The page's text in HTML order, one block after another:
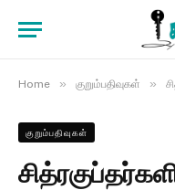
Home » குறும்பதிவுகள் »
குறும்பதிவுகள்